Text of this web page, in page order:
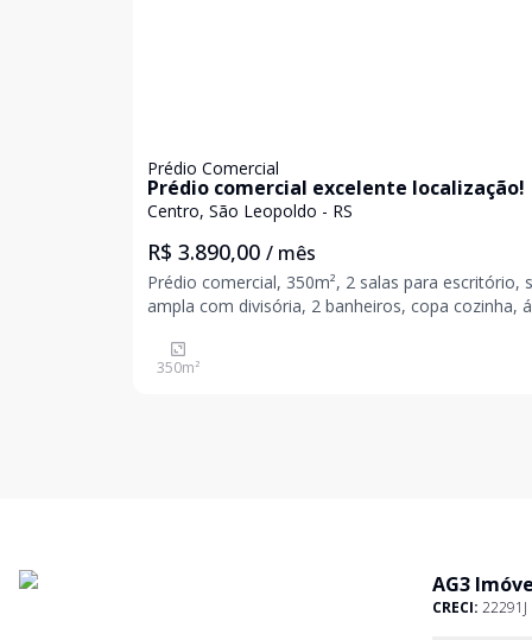
Prédio Comercial
Prédio comercial excelente localização!
Centro, São Leopoldo - RS
R$ 3.890,00 / mês
Prédio comercial, 350m², 2 salas para escritório,
ampla com divisória, 2 banheiros, copa cozinha,
Venha realizar o sonho de empreender o seu
Agende a sua visita e venha conhecer.
350m²
AG3
CRECI: 22291J